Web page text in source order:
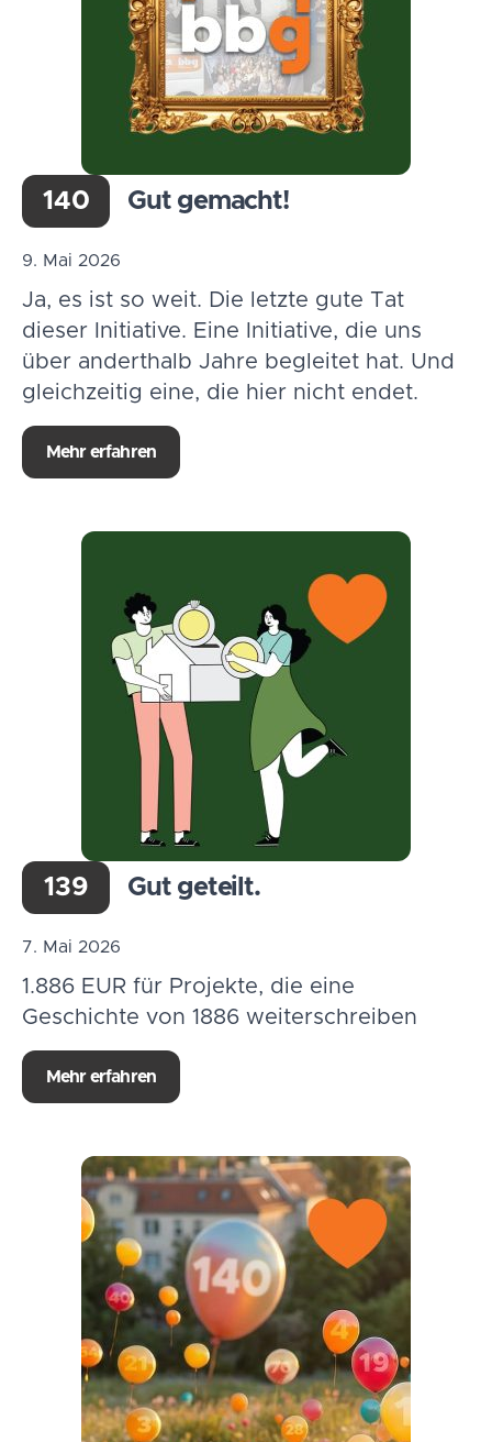
140 Gut gemacht!
9. Mai 2026
Ja, es ist so weit. Die letzte gute Tat
dieser Initiative. Eine Initiative, die uns
über anderthalb Jahre begleitet hat. Und
gleichzeitig eine, die hier nicht endet.
Mehr erfahren
139 Gut geteilt.
7. Mai 2026
1.886 EUR für Projekte, die eine
Geschichte von 1886 weiterschreiben
Mehr erfahren